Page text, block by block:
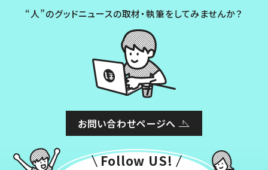
“人”のグッドニュースの取材・執筆をしてみませんか？
お問い合わせページへ
Follow US!